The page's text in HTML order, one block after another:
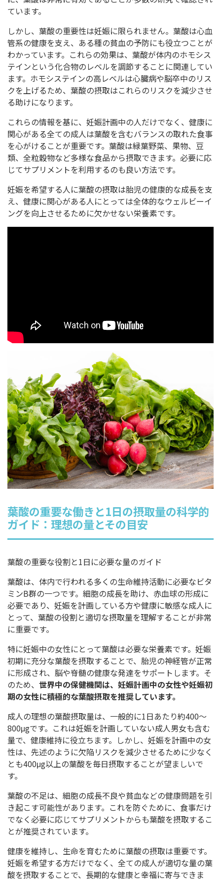
ています。
しかし、葉酸の重要性は妊娠に限られません。葉酸は心血
管系の健康を支え、ある種の貧血の予防にも役立つことが
わかっています。これらの効果は、葉酸が体内のホモシス
テインという化合物のレベルを調節することに関連してい
ます。ホモシステインの高レベルは心臓病や脳卒中のリス
クを上げるため、葉酸の摂取はこれらのリスクを減少させ
る助けになります。
これらの情報を基に、妊娠計画中の人だけでなく、健康に
関心がある全ての成人は葉酸を含むバランスの取れた食事
を心がけることが重要です。葉酸は緑葉野菜、果物、豆
類、全粒穀物など多様な食品から摂取できます。必要に応
じてサプリメントを利用するのも良い方法です。
妊娠を希望する人に葉酸の摂取は胎児の健康的な成長を支
え、健康に関心がある人にとっては全体的なウェルビーイ
ングを向上させるために欠かせない栄養素です。
葉酸の重要な働きと1日の摂取量の科学的
ガイド：理想の量とその目安
葉酸の重要な役割と1日に必要な量のガイド
葉酸は、体内で行われる多くの生命維持活動に必要なビタ
ミンB群の一つです。細胞の成長を助け、赤血球の形成に
必要であり、妊娠を計画している方や健康に敏感な成人に
とって、葉酸の役割と適切な摂取量を理解することが非常
に重要です。
特に妊娠中の女性にとって葉酸は必要な栄養素です。妊娠
初期に充分な葉酸を摂取することで、胎児の神経管が正常
に形成され、脳や脊髄の健康な発達をサポートします。そ
のため、 世界中の保健機関は、妊娠計画中の女性や妊娠初
期の女性に積極的な葉酸摂取を推奨しています。
成人の理想の葉酸摂取量は、一般的に1日あたり約400〜
800μgです。これは妊娠を計画していない成人男女も含む
量で、健康維持に役立ちます。しかし、妊娠を計画中の女
性は、先述のように欠陥リスクを減少させるために少なく
とも400μg以上の葉酸を毎日摂取することが望ましいで
す。
葉酸の不足は、細胞の成長不良や貧血などの健康問題を引
き起こす可能性があります。これを防ぐために、食事だけ
でなく必要に応じてサプリメントからも葉酸を摂取するこ
とが推奨されています。
健康を維持し、生命を育むために葉酸の摂取は重要です。
妊娠を希望する方だけでなく、全ての成人が適切な量の葉
酸を摂取することで、長期的な健康と幸福に寄与できま